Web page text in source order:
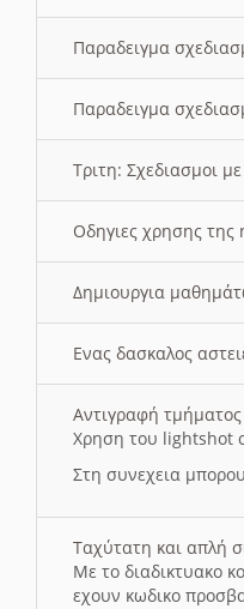
Παραδειγμα
Παραδειγμα
Τριτη: Σχεδιασμοι
Οδηγιες χρησης της
Δημιουργια
Ενας δασκαλος
Αντιγραφή
Χρηση του lightshot
Στη συνεχεια
Ταχύτατη και απλή
Με το διαδικτυακο
εχουν κωδικο